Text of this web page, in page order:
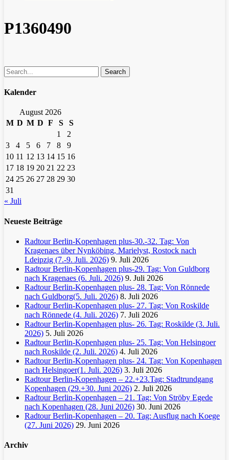
P1360490
Search
Kalender
August 2026
M D M D F S
S
1
2
3
4 5 6 7 8
9
10 11 12 13 14 15 16
17 18 19 20 21 22 23
24 25 26 27 28 29 30
31
« Juli
Neueste Beiträge
Radtour Berlin-Kopenhagen plus-30.-32. Tag: Von
Kragenaes über Nynköbing, Marielyst, Rostock nach
Ldeipzig (7.-9. Juli. 2026) 9. Juli 2026
Radtour Berlin-Kopenhagen plus-29. Tag: Von Guldborg
nach Kragenaes (6. Juli. 2026) 9. Juli 2026
Radtour Berlin-Kopenhagen plus- 28. Tag: Von Rönnede
nach Guldborg(5. Juli. 2026) 8. Juli 2026
Radtour Berlin-Kopenhagen plus- 27. Tag: Von Roskilde
nach Rönnede (4. Juli. 2026) 7. Juli 2026
Radtour Berlin-Kopenhagen plus- 26. Tag: Roskilde (3. Juli.
2026) 5. Juli 2026
Radtour Berlin-Kopenhagen plus- 25. Tag: Von Helsingoer
nach Roskilde (2. Juli. 2026) 4. Juli 2026
Radtour Berlin-Kopenhagen plus- 24. Tag: Von Kopenhagen
nach Helsingoer(1. Juli. 2026) 3. Juli 2026
Radtour Berlin-Kopenhagen – 22.+23.Tag: Stadtrundgang
Kopenhagen (29.+30. Juni 2026) 2. Juli 2026
Radtour Berlin-Kopenhagen – 21. Tag: Von Ströby Egede
nach Kopenhagen (28. Juni 2026) 30. Juni 2026
Radtour Berlin-Kopenhagen – 20. Tag: Ausflug nach Koege
(27. Juni 2026) 29. Juni 2026
Archiv